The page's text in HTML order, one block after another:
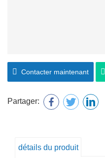
Contacter maintenant
Partager:
détails du produit